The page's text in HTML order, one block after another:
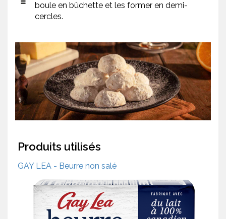
boule en bûchette et les former en demi-
cercles.
Produits utilisés
GAY LEA - Beurre non salé